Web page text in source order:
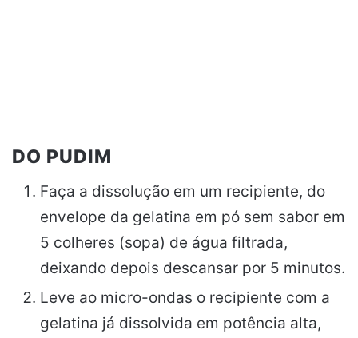
DO PUDIM
Faça a dissolução em um recipiente, do
envelope da gelatina em pó sem sabor em
5 colheres (sopa) de água filtrada,
deixando depois descansar por 5 minutos.
Leve ao micro-ondas o recipiente com a
gelatina já dissolvida em potência alta,